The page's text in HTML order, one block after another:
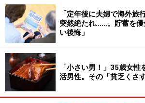
「定年後に夫婦で海外旅
突然絶たれ……。貯蓄を
い後悔」
「小さい男！」35歳女性
活男性。その「貧乏くさ